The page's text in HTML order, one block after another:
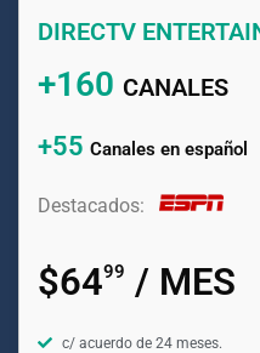
DIRECTV
+160 CANALES
+55 Canales en español
Destacados:
$6499 / MES
c/ acuerdo de 24 meses.